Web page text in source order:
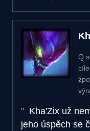
Q
Kha'Zix už
jeho úspěch se